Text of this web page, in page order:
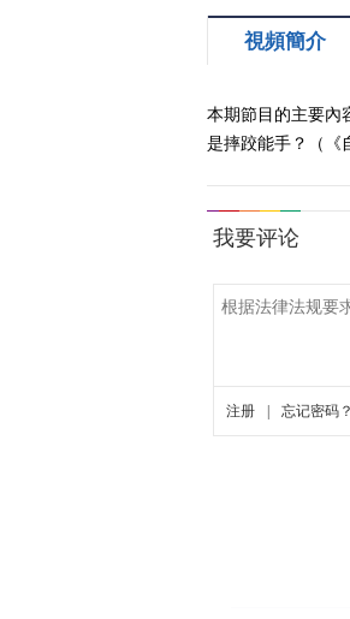
視頻簡介
本期節目的主要內
是摔跤能手？（《